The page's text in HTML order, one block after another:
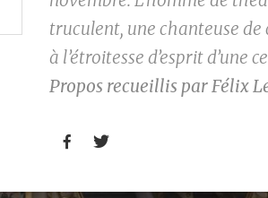
truculent, une chanteuse de
à l’étroitesse d’esprit d’une
Propos recueillis par Félix
 